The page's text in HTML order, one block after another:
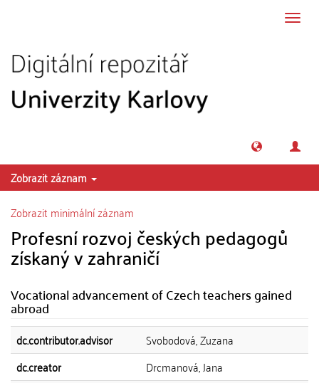
Zobrazit záznam
Zobrazit minimální záznam
Profesní rozvoj českých pedagogů
získaný v zahraničí
Vocational advancement of Czech teachers gained
abroad
dc.contributor.advisor
Svobodová, Zuzana
dc.creator
Drcmanová, Jana